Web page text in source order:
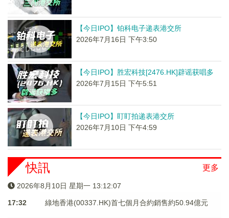
【今日IPO】铂科电子递表港交所
2026年7月16日 下午3:50
【今日IPO】胜宏科技[2476.HK]辟谣获唱多
2026年7月15日 下午5:51
【今日IPO】盯盯拍递表港交所
2026年7月10日 下午4:59
更多
快訊
2026年8月10日 星期一 13:12:07
17:32 綠地香港(00337.HK)首七個月合約銷售約50.94億元